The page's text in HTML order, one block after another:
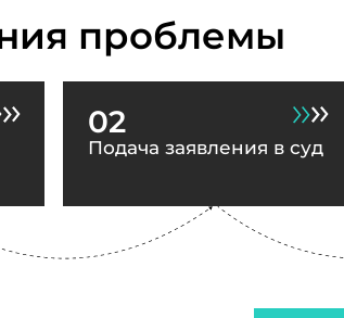
проблемы
02
Подача заявления в суд